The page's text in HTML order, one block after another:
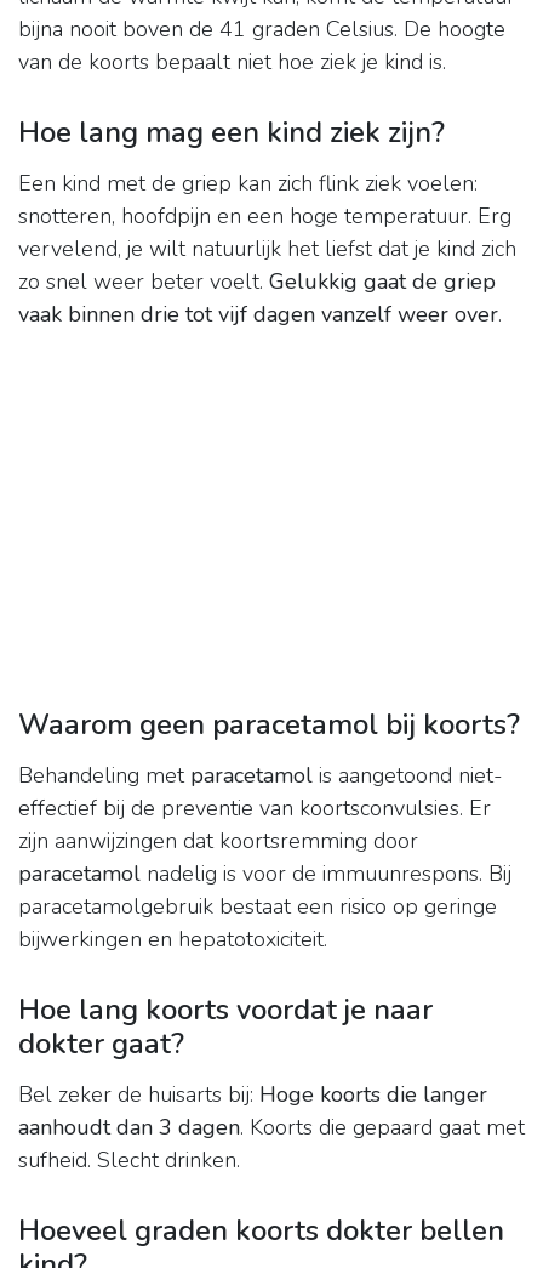
bijna nooit boven de 41 graden Celsius. De hoogte
van de koorts bepaalt niet hoe ziek je kind is.
Hoe lang mag een kind ziek zijn?
Een kind met de griep kan zich flink ziek voelen:
snotteren, hoofdpijn en een hoge temperatuur. Erg
vervelend, je wilt natuurlijk het liefst dat je kind zich
zo snel weer beter voelt. Gelukkig gaat de griep
vaak binnen drie tot vijf dagen vanzelf weer over.
Waarom geen paracetamol bij koorts?
Behandeling met paracetamol is aangetoond niet-
effectief bij de preventie van koortsconvulsies. Er
zijn aanwijzingen dat koortsremming door
paracetamol nadelig is voor de immuunrespons. Bij
paracetamolgebruik bestaat een risico op geringe
bijwerkingen en hepatotoxiciteit.
Hoe lang koorts voordat je naar
dokter gaat?
Bel zeker de huisarts bij: Hoge koorts die langer
aanhoudt dan 3 dagen. Koorts die gepaard gaat met
sufheid. Slecht drinken.
Hoeveel graden koorts dokter bellen